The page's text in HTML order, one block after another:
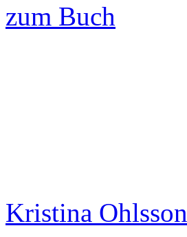
zum Buch
Kristina Ohlsson